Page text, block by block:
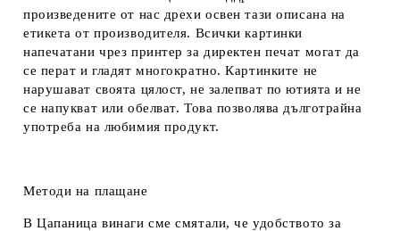
произведените от нас дрехи освен тази описана на
етикета от производителя. Всички картинки
напечатани чрез принтер за директен печат могат да
се перат и гладят многократно. Картинките не
нарушават своята цялост, не залепват по ютията и не
се напукват или обелват. Това позволява дълготрайна
употреба на любимия продукт.
Методи на плащане
В Цапаница винаги сме смятали, че удобството за